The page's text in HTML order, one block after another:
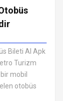
Bileti Al Apk
Turizm
mobil
otobüs